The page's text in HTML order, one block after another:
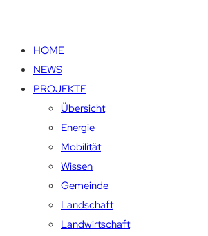
HOME
NEWS
PROJEKTE
Übersicht
Energie
Mobilität
Wissen
Gemeinde
Landschaft
Landwirtschaft